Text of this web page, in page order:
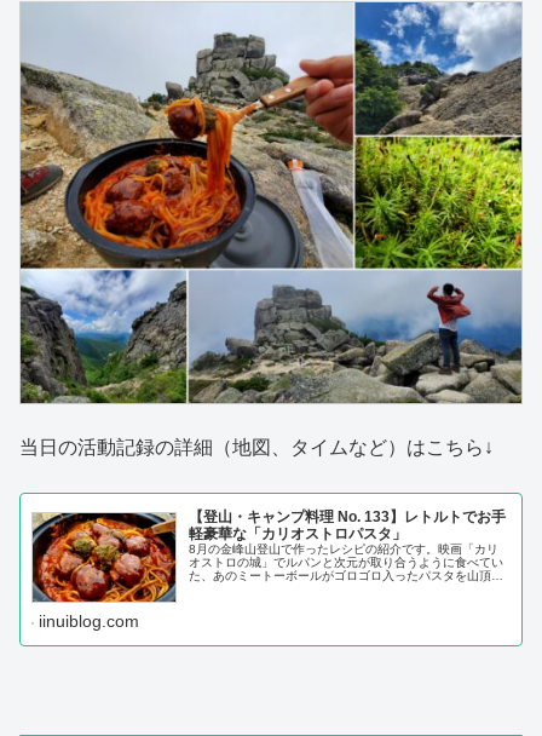
当日の活動記録の詳細（地図、タイムなど）はこちら↓
【登山・キャンプ料理 No. 133】レトルトでお手
軽豪華な「カリオストロパスタ」
8月の金峰山登山で作ったレシピの紹介です。映画「カリ
オストロの城」でルパンと次元が取り合うように食べてい
た、あのミートーボールがゴロゴロ入ったパスタを山頂で
iinuiblog.com